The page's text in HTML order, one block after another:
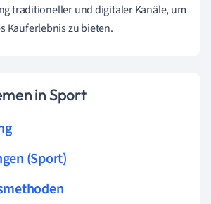
traditioneller und digitaler Kanäle, um
Kauferlebnis zu bieten.
in Sport
(Sport)